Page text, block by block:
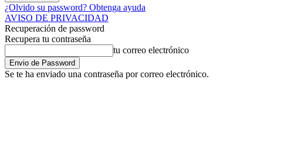
¿Olvido su password? Obtenga ayuda
AVISO DE PRIVACIDAD
Recuperación de password
Recupera tu contraseña
tu correo electrónico
Se te ha enviado una contraseña por correo electrónico.